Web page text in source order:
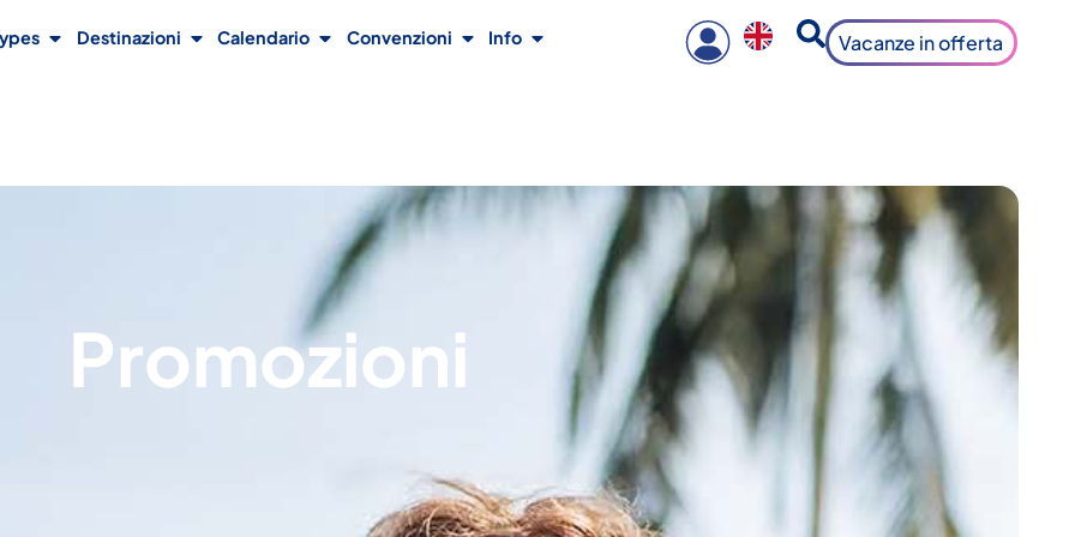
Destinazioni Calendario Convenzioni Info Vacanze in offerta
Promozioni